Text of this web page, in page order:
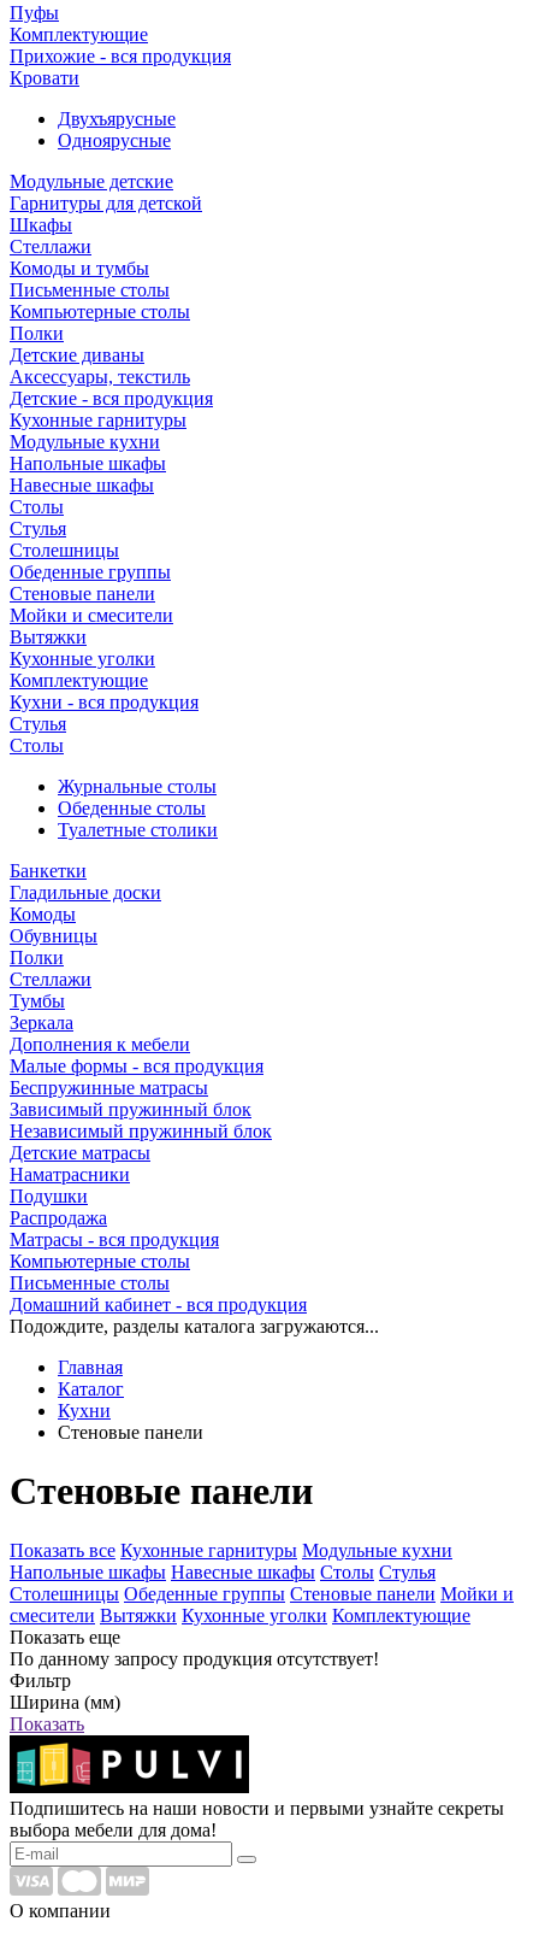
Пуфы
Комплектующие
Прихожие - вся продукция
Кровати
Двухъярусные
Одноярусные
Модульные детские
Гарнитуры для детской
Шкафы
Стеллажи
Комоды и тумбы
Письменные столы
Компьютерные столы
Полки
Детские диваны
Аксессуары, текстиль
Детские - вся продукция
Кухонные гарнитуры
Модульные кухни
Напольные шкафы
Навесные шкафы
Столы
Стулья
Столешницы
Обеденные группы
Стеновые панели
Мойки и смесители
Вытяжки
Кухонные уголки
Комплектующие
Кухни - вся продукция
Стулья
Столы
Журнальные столы
Обеденные столы
Туалетные столики
Банкетки
Гладильные доски
Комоды
Обувницы
Полки
Стеллажи
Тумбы
Зеркала
Дополнения к мебели
Малые формы - вся продукция
Беспружинные матрасы
Зависимый пружинный блок
Независимый пружинный блок
Детские матрасы
Наматрасники
Подушки
Распродажа
Матрасы - вся продукция
Компьютерные столы
Письменные столы
Домашний кабинет - вся продукция
Подождите, разделы каталога загружаются...
Главная
Каталог
Кухни
Стеновые панели
Стеновые панели
Показать все Кухонные гарнитуры Модульные кухни
Напольные шкафы Навесные шкафы Столы Стулья
Столешницы Обеденные группы Стеновые панели Мойки и
смесители Вытяжки Кухонные уголки Комплектующие
Показать еще
По данному запросу продукция отсутствует!
Фильтр
Ширина (мм)
Показать
Подпишитесь на наши новости и первыми узнайте секреты
выбора мебели для дома!
О компании